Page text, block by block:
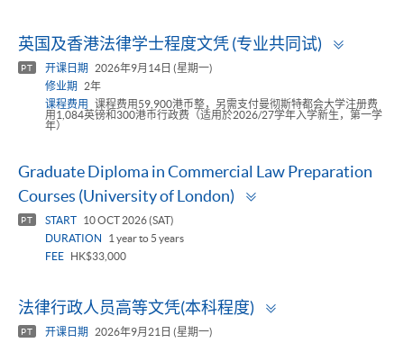
英国及香港法律学士程度文凭 (专业共同试)
PT 开课日期
2026年9月14日 (星期一)
修业期
2年
课程费用
课程费用59,900港币整，另需支付曼彻斯特都会大学注册费
用1,084英镑和300港币行政费（适用於2026/27学年入学新生，第一学
年）
Graduate Diploma in Commercial Law Preparation
Courses (University of London)
PT START
10 OCT 2026 (SAT)
DURATION
1 year to 5 years
FEE
HK$33,000
法律行政人员高等文凭(本科程度)
PT 开课日期
2026年9月21日 (星期一)